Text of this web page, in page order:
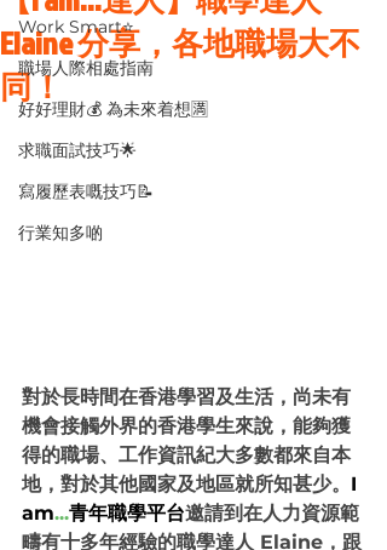
Work Smart⭐️
職場人際相處指南
好好理財💰 為未來着想🈵
求職面試技巧🌟
寫履歷表嘅技巧📝
行業知多啲
Elaine 分享，各地職場大不
同！
對於長時間在香港學習及生活，尚未有
機會接觸外界的香港學生來說，能夠獲
得的職場、工作資訊紀大多數都來自本
地，對於其他國家及地區就所知甚少。 I
am...青年職學平台邀請到在人力資源範
疇有十多年經驗的職學達人 Elaine，跟